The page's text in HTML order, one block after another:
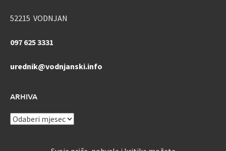
52215 VODNJAN
097 625 3331
urednik@vodnjanski.info
ARHIVA
ARHIVA